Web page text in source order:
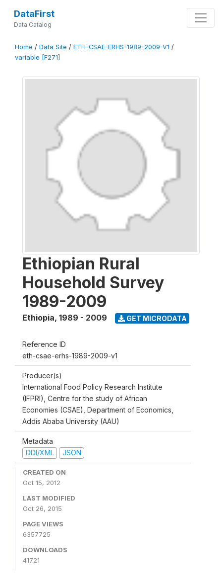
DataFirst
Data Catalog
Home / Data Site / ETH-CSAE-ERHS-1989-2009-V1 /
variable [F271]
Ethiopian Rural
Household Survey
1989-2009
Ethiopia, 1989 - 2009 GET MICRODATA
Reference ID
eth-csae-erhs-1989-2009-v1
Producer(s)
International Food Policy Research Institute
(IFPRI), Centre for the study of African
Economies (CSAE), Department of Economics,
Addis Ababa University (AAU)
Metadata
DDI/XML
JSON
CREATED ON
Oct 15, 2012
LAST MODIFIED
Oct 26, 2015
PAGE VIEWS
6357725
DOWNLOADS
41721